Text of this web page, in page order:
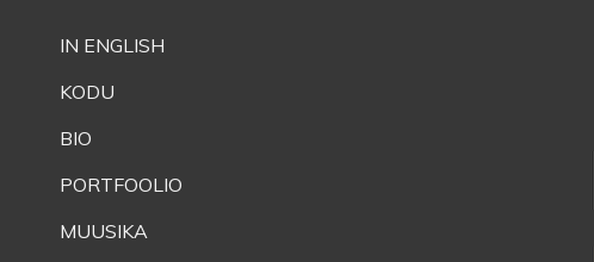
IN ENGLISH
KODU
BIO
PORTFOOLIO
MUUSIKA